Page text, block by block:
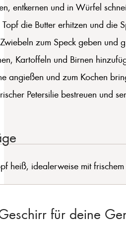
entkernen und in Würfel
die Butter erhitzen und die
zum Speck geben und
Kartoffeln und Birnen
angießen und zum Kochen
Petersilie bestreuen und
heiß, idealerweise mit
für deine